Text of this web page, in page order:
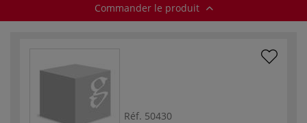
Commander le produit
Réf. 50430